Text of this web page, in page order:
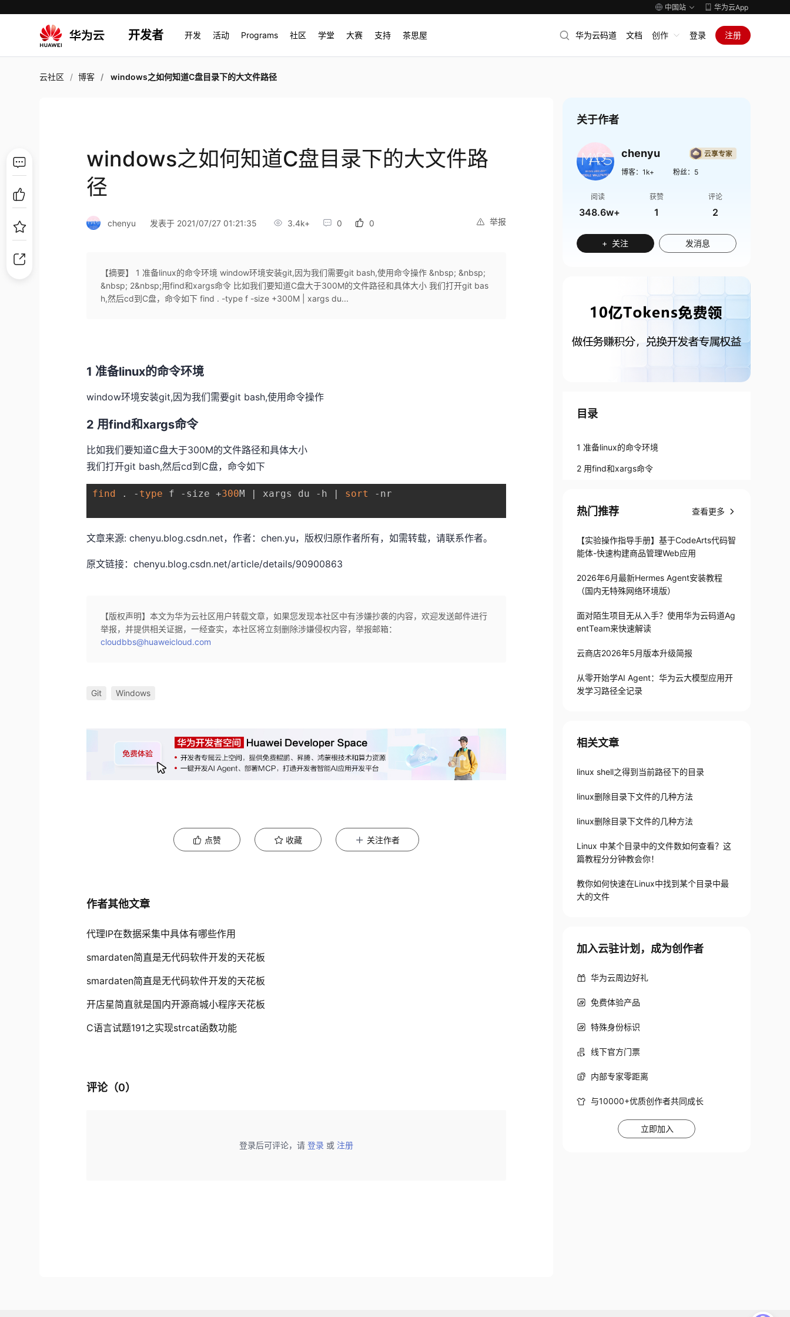
中国站 华为云App
开发者 开发 活动 Programs 社区 学堂 大赛 支持 茶思屋 华为云码道 文档 创作 登录 注册
云社区 博客 windows之如何知道C盘目录下的大文件路径
windows之如何知道C盘目录下的大文件路
径
举报
chenyu 发表于 2021/07/27 01:21:35 3.4k+ 0 0
【摘要】 1 准备linux的命令环境 window环境安装git,因为我们需要git bash,使用命令操作 &nbsp; &nbsp;
&nbsp; 2&nbsp;用find和xargs命令 比如我们要知道C盘大于300M的文件路径和具体大小 我们打开git bas
h,然后cd到C盘，命令如下 find . -type f -size +300M | xargs du...
1 准备linux的命令环境
window环境安装git,因为我们需要git bash,使用命令操作
2 用find和xargs命令
比如我们要知道C盘大于300M的文件路径和具体大小
我们打开git bash,然后cd到C盘，命令如下
find . - type f -size +300M | xargs du -h | sort -nr
文章来源: chenyu.blog.csdn.net，作者：chen.yu，版权归原作者所有，如需转载，请联系作者。
原文链接：chenyu.blog.csdn.net/article/details/90900863
【版权声明】本文为华为云社区用户转载文章，如果您发现本社区中有涉嫌抄袭的内容，欢迎发送邮件进行
举报，并提供相关证据，一经查实，本社区将立刻删除涉嫌侵权内容，举报邮箱：
cloudbbs@huaweicloud.com
Git Windows
点赞 收藏 关注作者
作者其他文章
代理IP在数据采集中具体有哪些作用
smardaten简直是无代码软件开发的天花板
smardaten简直是无代码软件开发的天花板
开店星简直就是国内开源商城小程序天花板
C语言试题191之实现strcat函数功能
评论（0）
登录后可评论，请 登录 或 注册
关于作者
chenyu
博客： 1k+ 粉丝： 5
阅读
348.6w+
获赞
1
评论
2
+ 关注 发消息
目录
1 准备linux的命令环境
2 用find和xargs命令
热门推荐 查看更多
【实验操作指导手册】基于CodeArts代码智
能体-快速构建商品管理Web应用
2026年6月最新Hermes Agent安装教程
（国内无特殊网络环境版）
面对陌生项目无从入手？使用华为云码道Ag
entTeam来快速解读
云商店2026年5月版本升级简报
从零开始学AI Agent：华为云大模型应用开
发学习路径全记录
相关文章
linux shell之得到当前路径下的目录
linux删除目录下文件的几种方法
linux删除目录下文件的几种方法
Linux 中某个目录中的文件数如何查看？这
篇教程分分钟教会你！
教你如何快速在Linux中找到某个目录中最
大的文件
加入云驻计划，成为创作者
华为云周边好礼
免费体验产品
特殊身份标识
线下官方门票
内部专家零距离
与10000+优质创作者共同成长
立即加入